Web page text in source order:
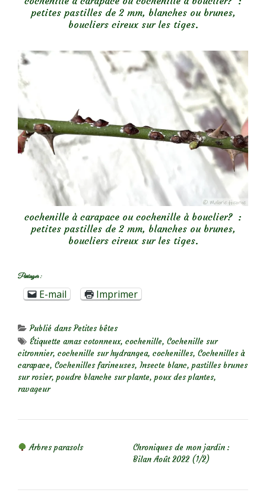
petites pastilles de 2 mm, blanches ou brunes,
boucliers cireux sur les tiges.
cochenille à carapace ou cochenille à bouclier? :
petites pastilles de 2 mm, blanches ou brunes,
boucliers cireux sur les tiges.
Partager :
E-mail Imprimer
Publié dansPetites bêtes
Étiquette amas cotonneux, cochenille, Cochenille sur
citronnier, cochenille sur hydrangea, cochenilles, Cochenilles à
carapace, Cochenilles farineuses, Insecte blanc, pastilles brunes
sur rosier, poudre blanche sur plante, poux des plantes,
ravageur
Arbres parasols
Chroniques de mon jardin :
Bilan Août 2022 (1/2)